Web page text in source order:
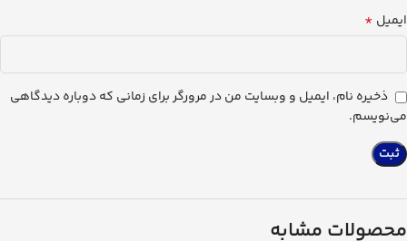
ایمیل *
ذخیره نام، ایمیل و وبسایت من در مرورگر برای زمانی که دوباره دیدگاهی
می‌نویسم.
محصولات مشابه